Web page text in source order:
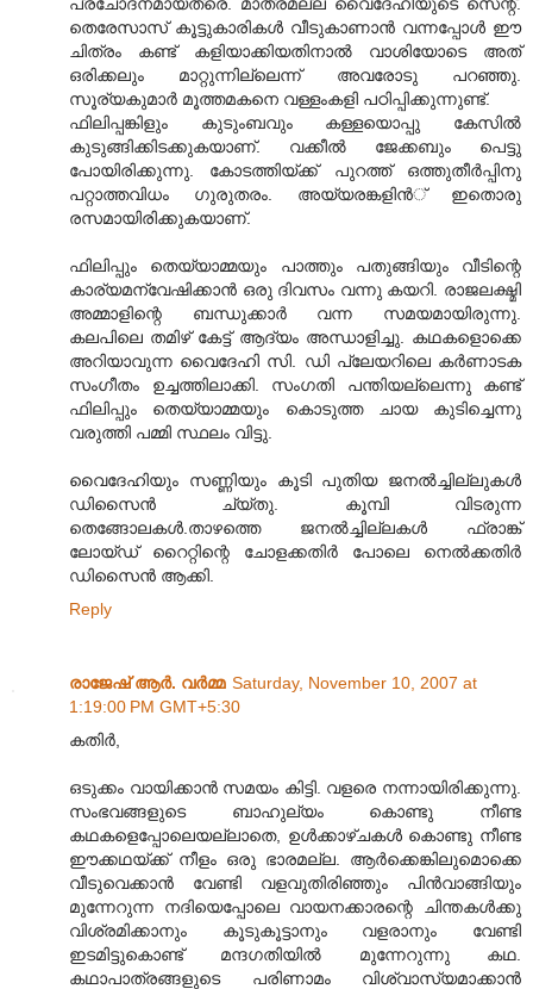
തെരേസാസ് കൂട്ടുകാരികള്‍ വീടുകാണാന്‍ വന്നപ്പോള്‍ ഈ
ചിത്രം കണ്ട് കളിയാക്കിയതിനാല്‍ വാശിയോടെ അത്
ഒരിക്കലും മാറ്റുന്നില്ലെന്ന് അവരോടു പറഞ്ഞു.
സൂര്യകുമാര്‍ മൂത്തമകനെ വള്ളംകളി പഠിപ്പിക്കുന്നുണ്ട്.
ഫിലിപ്പങ്കിളും കുടുംബവും കള്ളയൊപ്പു കേസില്‍
കുടുങ്ങിക്കിടക്കുകയാണ്. വക്കീല്‍ ജേക്കബും പെട്ടു
പോയിരിക്കുന്നു. കോടത്തിയ്ക്ക് പുറത്ത് ഒത്തുതീര്‍പ്പിനു
പറ്റാത്തവിധം ഗുരുതരം. അയ്യരങ്കളിന്‍് ഇതൊരു
രസമായിരിക്കുകയാണ്.
ഫിലിപ്പും തെയ്യാമ്മയും പാത്തും പതുങ്ങിയും വീടിന്റെ
കാര്യമന്വേഷിക്കാന്‍ ഒരു ദിവസം വന്നു കയറി. രാജലക്ഷ്മി
അമ്മാളിന്റെ ബന്ധുക്കാര്‍ വന്ന സമയമായിരുന്നു.
കലപിലെ തമിഴ് കേട്ട് ആദ്യം‍ അന്ധാളിച്ചു. കഥകളൊക്കെ
അറിയാവുന്ന വൈദേഹി സി. ഡി പ്ലേയറിലെ കര്‍ണാടക
സംഗീതം ഉച്ചത്തിലാക്കി. സംഗതി പന്തിയല്ലെന്നു കണ്ട്
ഫിലിപ്പും തെയ്യാമ്മയും കൊടുത്ത ചായ കുടിച്ചെന്നു
വരുത്തി പമ്മി സ്ഥലം വിട്ടു.
വൈദേഹിയും സണ്ണിയും കൂടി പുതിയ ജനല്‍ച്ചില്ലുകള്‍
ഡിസൈന്‍ ച്യ്തു. കൂമ്പി വിടരുന്ന
തെങ്ങോലകള്‍.താഴത്തെ ജനല്‍ച്ചില്ലകള്‍ ഫ്രാങ്ക്
ലോയ്ഡ് റൈറ്റിന്റെ ചോളക്കതിര്‍ പോലെ നെല്‍ക്കതിര്‍
ഡിസൈന്‍ ആക്കി.
Reply
രാജേഷ് ആർ. വർമ്മ Saturday, November 10, 2007 at
1:19:00 PM GMT+5:30
കതിര്‍,
ഒടുക്കം വായിക്കാന്‍ സമയം കിട്ടി. വളരെ നന്നായിരിക്കുന്നു.
സംഭവങ്ങളുടെ ബാഹുല്യം കൊണ്ടു നീണ്ട
കഥകളെപ്പോലെയല്ലാതെ, ഉള്‍ക്കാഴ്ചകള്‍ കൊണ്ടു നീണ്ട
ഈക്കഥയ്ക്ക്‌ നീളം ഒരു ഭാരമല്ല. ആര്‍ക്കെങ്കിലുമൊക്കെ
വീടുവെക്കാന്‍ വേണ്ടി വളവുതിരിഞ്ഞും പിന്‍വാങ്ങിയും
മുന്നേറുന്ന നദിയെപ്പോലെ വായനക്കാരന്റെ ചിന്തകള്‍ക്കു
വിശ്രമിക്കാനും കൂടുകൂട്ടാനും വളരാനും വേണ്ടി
ഇടമിട്ടുകൊണ്ട്‌ മന്ദഗതിയില്‍ മുന്നേറുന്നു കഥ.
കഥാപാത്രങ്ങളുടെ പരിണാമം വിശ്വാസ്യമാക്കാന്‍